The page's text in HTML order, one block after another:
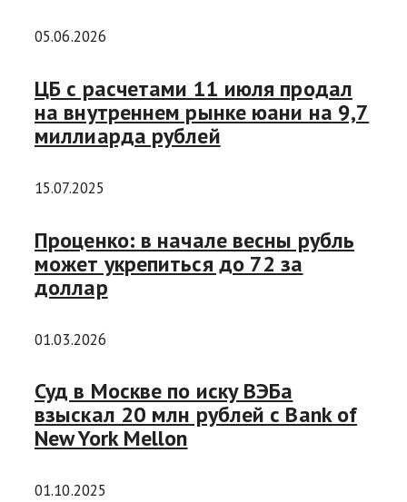
05.06.2026
ЦБ с расчетами 11 июля продал
на внутреннем рынке юани на 9,7
миллиарда рублей
15.07.2025
Проценко: в начале весны рубль
может укрепиться до 72 за
доллар
01.03.2026
Суд в Москве по иску ВЭБа
взыскал 20 млн рублей с Bank of
New York Mellon
01.10.2025